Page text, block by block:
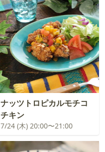
ナッツトロピカルモチコ
チキン
7/24 (木) 20:00〜21:00